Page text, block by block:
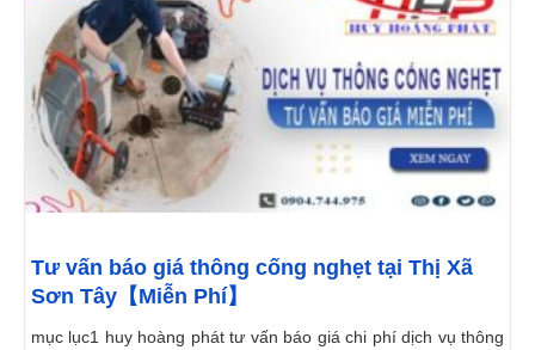
Tư vấn báo giá thông cống nghẹt tại Thị Xã
Sơn Tây【Miễn Phí】
mục lục1 huy hoàng phát tư vấn báo giá chi phí dịch vụ thông